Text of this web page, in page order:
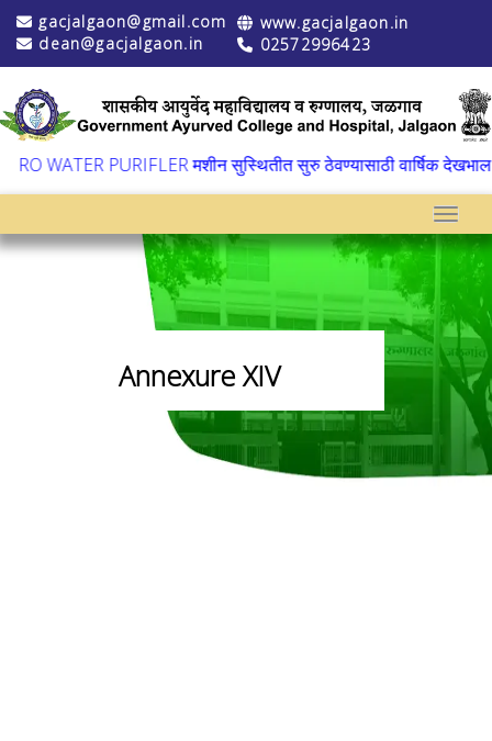
gacjalgaon@gmail.com
dean@gacjalgaon.in
www.gacjalgaon.in
02572996423
RO WATER PURIFLER मशीन सुस्थितीत सुरु ठेवण्यासाठी वार्षिक
Annexure XIV